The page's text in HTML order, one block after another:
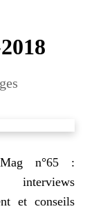
n°65 :
interviews
et conseils